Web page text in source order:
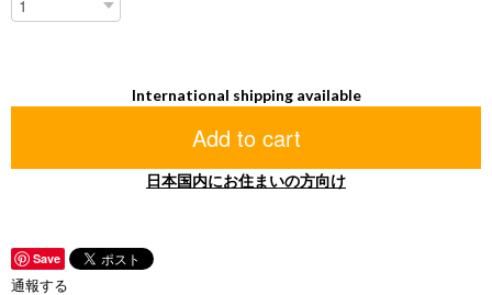
International shipping available
Add to cart
日本国内にお住まいの方向け
Save
通報する